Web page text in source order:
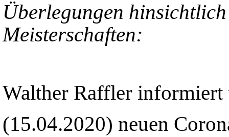
Überlegungen
Meisterschaften:
Walther Raffler informiert
(15.04.2020) neuen